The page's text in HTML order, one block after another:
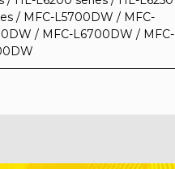
/ MFC-L5700DW / MFC-
/ MFC-L6700DW / MFC-